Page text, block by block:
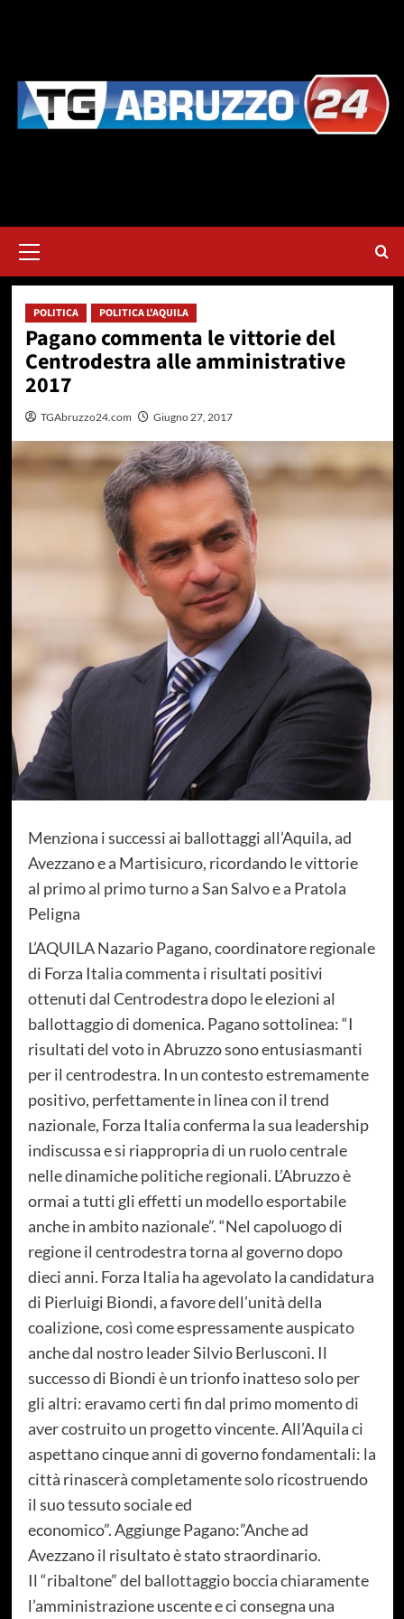
principale
POLITICA POLITICA L'AQUILA
Pagano commenta le vittorie del
Centrodestra alle amministrative
2017
TGAbruzzo24.com Giugno 27, 2017
Menziona i successi ai ballottaggi all’Aquila, ad
Avezzano e a Martisicuro, ricordando le vittorie
al primo al primo turno a San Salvo e a Pratola
Peligna
L’AQUILA Nazario Pagano, coordinatore regionale
di Forza Italia commenta i risultati positivi
ottenuti dal Centrodestra dopo le elezioni al
ballottaggio di domenica. Pagano sottolinea: “I
risultati del voto in Abruzzo sono entusiasmanti
per il centrodestra. In un contesto estremamente
positivo, perfettamente in linea con il trend
nazionale, Forza Italia conferma la sua leadership
indiscussa e si riappropria di un ruolo centrale
nelle dinamiche politiche regionali. L’Abruzzo è
ormai a tutti gli effetti un modello esportabile
anche in ambito nazionale”. “Nel capoluogo di
regione il centrodestra torna al governo dopo
dieci anni. Forza Italia ha agevolato la candidatura
di Pierluigi Biondi, a favore dell’unità della
coalizione, così come espressamente auspicato
anche dal nostro leader Silvio Berlusconi. Il
successo di Biondi è un trionfo inatteso solo per
gli altri: eravamo certi fin dal primo momento di
aver costruito un progetto vincente. All’Aquila ci
aspettano cinque anni di governo fondamentali: la
città rinascerà completamente solo ricostruendo
il suo tessuto sociale ed
economico”. Aggiunge Pagano:”Anche ad
Avezzano il risultato è stato straordinario.
Il “ribaltone” del ballottaggio boccia chiaramente
l’amministrazione uscente e ci consegna una